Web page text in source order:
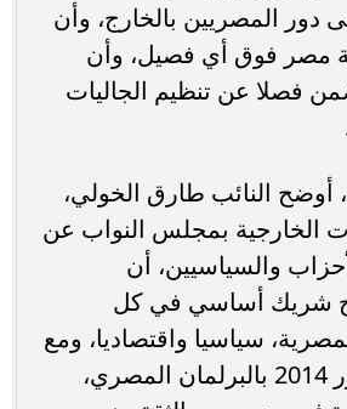
دور المصريين بالخارج، وأن
مصر فوق أي فصيل، وأن
فصلا عن تنظيم الجاليات
أوضح النائب طارق الخولي،
الخارجية بمجلس النواب عن
والسياسيين، أن
شريك أساسي في كل
سياسيا واقتصاديا، ومع
تمثيلهم في دستور 2014 بالبرلمان المصري،